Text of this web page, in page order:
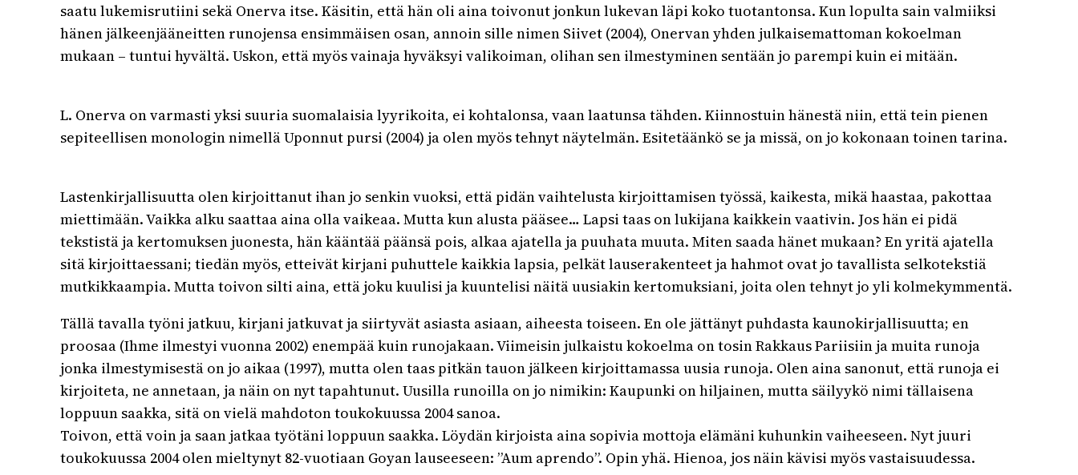
saatu lukemisrutiini sekä Onerva itse. Käsitin, että hän oli aina toivonut jonkun lukevan läpi koko tuotantonsa. Kun lopulta sain valmiiksi
hänen jälkeenjääneitten runojensa ensimmäisen osan, annoin sille nimen Siivet (2004), Onervan yhden julkaisemattoman kokoelman
mukaan – tuntui hyvältä. Uskon, että myös vainaja hyväksyi valikoiman, olihan sen ilmestyminen sentään jo parempi kuin ei mitään.
L. Onerva on varmasti yksi suuria suomalaisia lyyrikoita, ei kohtalonsa, vaan laatunsa tähden. Kiinnostuin hänestä niin, että tein pienen
sepiteellisen monologin nimellä Uponnut pursi (2004) ja olen myös tehnyt näytelmän. Esitetäänkö se ja missä, on jo kokonaan toinen tarina.
Lastenkirjallisuutta olen kirjoittanut ihan jo senkin vuoksi, että pidän vaihtelusta kirjoittamisen työssä, kaikesta, mikä haastaa, pakottaa
miettimään. Vaikka alku saattaa aina olla vaikeaa. Mutta kun alusta pääsee… Lapsi taas on lukijana kaikkein vaativin. Jos hän ei pidä
tekstistä ja kertomuksen juonesta, hän kääntää päänsä pois, alkaa ajatella ja puuhata muuta. Miten saada hänet mukaan? En yritä ajatella
sitä kirjoittaessani; tiedän myös, etteivät kirjani puhuttele kaikkia lapsia, pelkät lauserakenteet ja hahmot ovat jo tavallista selkotekstiä
mutkikkaampia. Mutta toivon silti aina, että joku kuulisi ja kuuntelisi näitä uusiakin kertomuksiani, joita olen tehnyt jo yli kolmekymmentä.
Tällä tavalla työni jatkuu, kirjani jatkuvat ja siirtyvät asiasta asiaan, aiheesta toiseen. En ole jättänyt puhdasta kaunokirjallisuutta; en
proosaa (Ihme ilmestyi vuonna 2002) enempää kuin runojakaan. Viimeisin julkaistu kokoelma on tosin Rakkaus Pariisiin ja muita runoja
jonka ilmestymisestä on jo aikaa (1997), mutta olen taas pitkän tauon jälkeen kirjoittamassa uusia runoja. Olen aina sanonut, että runoja ei
kirjoiteta, ne annetaan, ja näin on nyt tapahtunut. Uusilla runoilla on jo nimikin: Kaupunki on hiljainen, mutta säilyykö nimi tällaisena
loppuun saakka, sitä on vielä mahdoton toukokuussa 2004 sanoa.
Toivon, että voin ja saan jatkaa työtäni loppuun saakka. Löydän kirjoista aina sopivia mottoja elämäni kuhunkin vaiheeseen. Nyt juuri
toukokuussa 2004 olen mieltynyt 82-vuotiaan Goyan lauseeseen: ”Aum aprendo”. Opin yhä. Hienoa, jos näin kävisi myös vastaisuudessa.